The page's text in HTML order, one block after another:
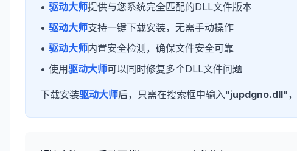
• 驱动大师提供与您系统完全匹配的DLL文件版本
• 驱动大师支持一键下载安装，无需手动操作
• 驱动大师内置安全检测，确保文件安全可靠
• 使用驱动大师可以同时修复多个DLL文件问题
下载安装驱动大师后，只需在搜索框中输入"jupdgno.dll"，